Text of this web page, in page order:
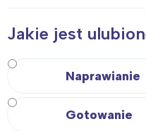
Jakie jest
Naprawianie
Gotowanie